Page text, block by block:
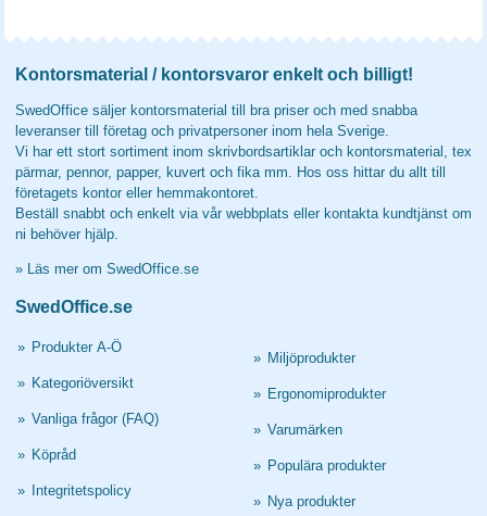
Kontorsmaterial / kontorsvaror enkelt och billigt!
SwedOffice säljer kontorsmaterial till bra priser och med snabba
leveranser till företag och privatpersoner inom hela Sverige.
Vi har ett stort sortiment inom skrivbordsartiklar och kontorsmaterial, tex
pärmar, pennor, papper, kuvert och fika mm. Hos oss hittar du allt till
företagets kontor eller hemmakontoret.
Beställ snabbt och enkelt via vår webbplats eller kontakta kundtjänst om
ni behöver hjälp.
» Läs mer om SwedOffice.se
SwedOffice.se
» Produkter A-Ö
» Kategoriöversikt
» Vanliga frågor (FAQ)
» Köpråd
» Integritetspolicy
» Miljöprodukter
» Ergonomiprodukter
» Varumärken
» Populära produkter
» Nya produkter